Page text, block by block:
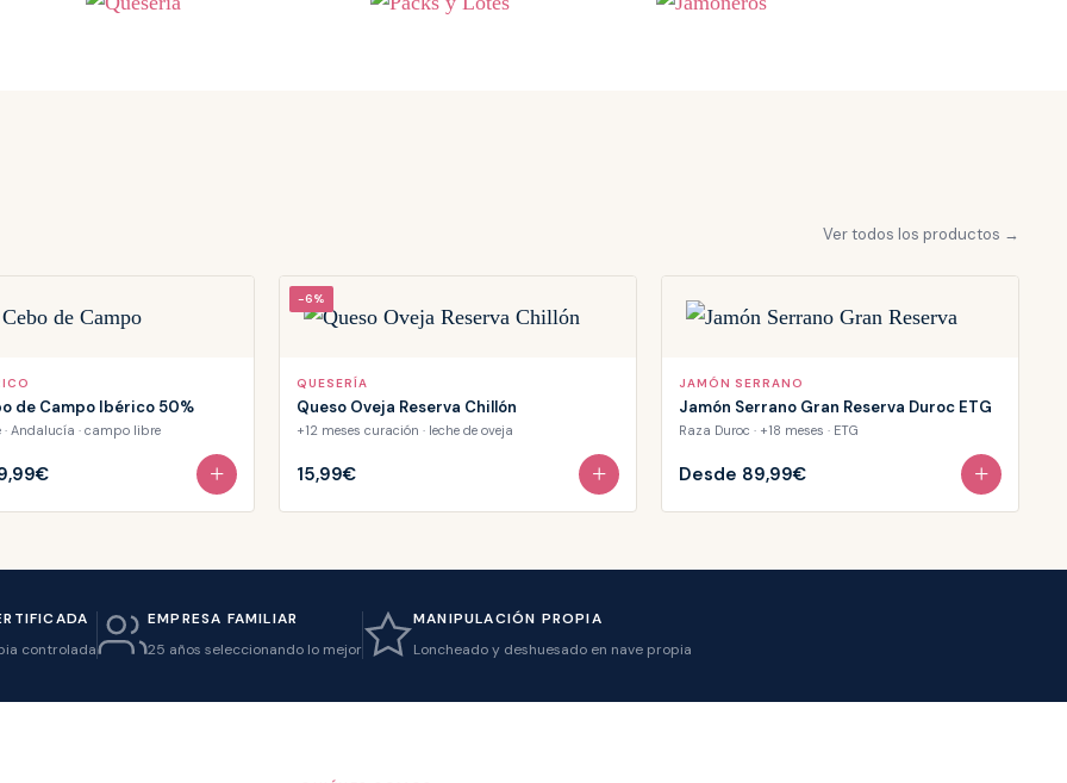
Ver todos los productos →
de Campo Ibérico 50%
· Andalucía · campo libre
+
-6%
QUESERÍA
Queso Oveja Reserva Chillón
+12 meses curación · leche de oveja
15,99€ +
JAMÓN SERRANO
Jamón Serrano Gran Reserva Duroc ETG
Raza Duroc · +18 meses · ETG
Desde 89,99€ +
controlada
EMPRESA FAMILIAR
25 años seleccionando lo mejor
MANIPULACIÓN PROPIA
Loncheado y deshuesado en nave propia